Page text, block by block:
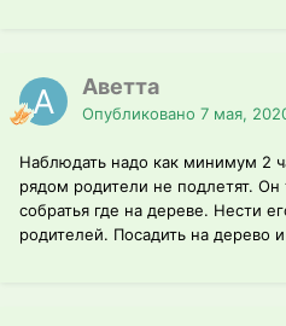
Аветта
Опубликовано 7 мая,
Наблюдать надо как минимум 2
рядом родители не подлетят. Он
собратья где на дереве. Нести
родителей. Посадить на дерево